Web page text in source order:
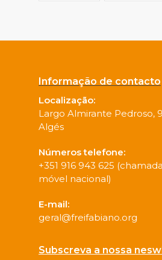
Informação de contacto
Localização:
Largo Almirante Pedroso, 9
Algés
Números telefone:
+351 916 943 625
móvel nacional)
E-mail:
geral@freifabiano.org
Subscreva a nossa